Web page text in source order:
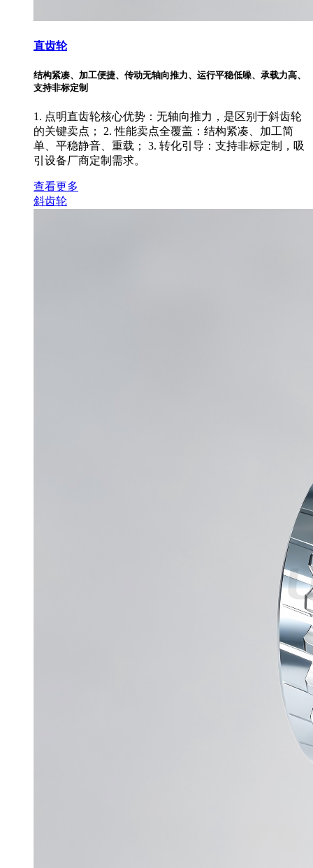
直齿轮
结构紧凑、加工便捷、传动无轴向推力、运行平稳低噪、承载力高、
支持非标定制
1. 点明直齿轮核心优势：无轴向推力，是区别于斜齿轮
的关键卖点； 2. 性能卖点全覆盖：结构紧凑、加工简
单、平稳静音、重载； 3. 转化引导：支持非标定制，吸
引设备厂商定制需求。
查看更多
斜齿轮